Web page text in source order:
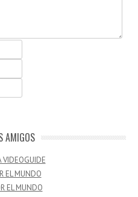
AMIGOS
VIDEOGUIDE
EL MUNDO
EL MUNDO